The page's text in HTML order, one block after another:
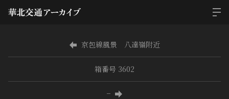
京包線風景 八達嶺附近
箱番号 3602
−